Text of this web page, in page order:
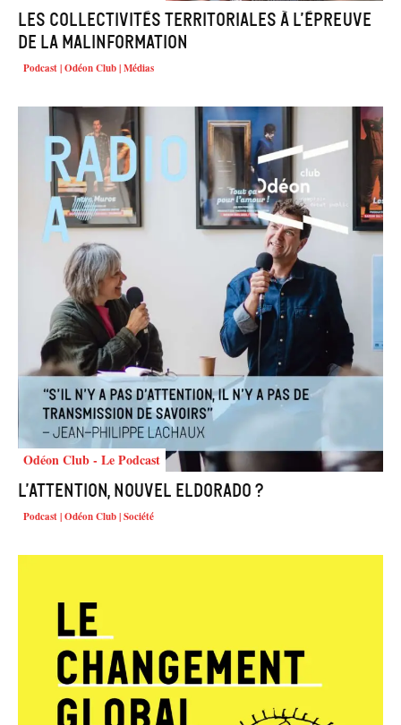
Les collectivités territoriales à l’épreuve
de la malinformation
Podcast | Odéon Club | Médias
Odéon Club - Le Podcast
L’attention, nouvel eldorado ?
Podcast | Odéon Club | Société